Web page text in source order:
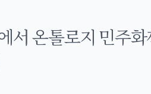
서 온톨로지 민주